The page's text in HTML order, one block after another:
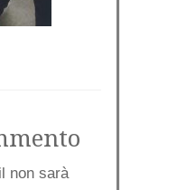
non sarà